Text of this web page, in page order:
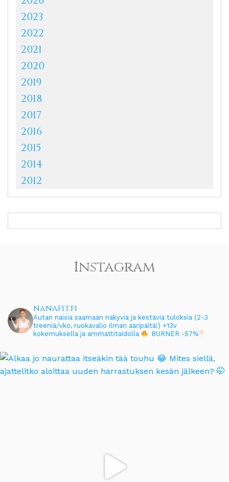
2023
2022
2021
2020
2019
2018
2017
2016
2015
2014
2012
Instagram
nanafit.fi
Autan naisia saamaan näkyviä ja kestäviä tuloksia (2-3
treeniä/vko, ruokavalio ilman ääripäitä!) +13v
kokemuksella ja ammattitaidolla
BURNER -57%